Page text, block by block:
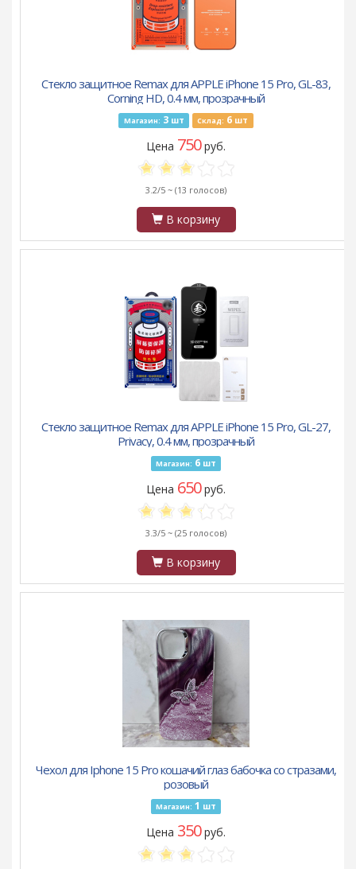
Стекло защитное Remax для APPLE iPhone 15 Pro, GL-83,
Corning HD, 0.4 мм, прозрачный
Магазин: 3шт Склад: 6 шт
Цена 750руб.
3.2/5 ~ (13 голосов)
В корзину
Стекло защитное Remax для APPLE iPhone 15 Pro, GL-27,
Privacy, 0.4 мм, прозрачный
Магазин: 6 шт
Цена 650руб.
3.3/5 ~ (25 голосов)
В корзину
Чехол для Iphone 15 Pro кошачий глаз бабочка со стразами,
розовый
Магазин: 1 шт
Цена 350руб.